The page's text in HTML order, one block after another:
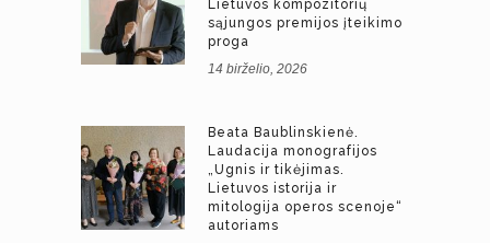
Lietuvos kompozitorių
sąjungos premijos įteikimo
proga
14 birželio, 2026
Beata Baublinskienė.
Laudacija monografijos
„Ugnis ir tikėjimas.
Lietuvos istorija ir
mitologija operos scenoje“
autoriams